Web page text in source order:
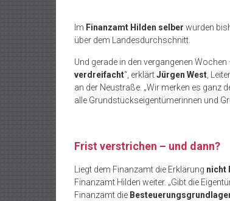
Im Finanzamt Hilden selber wurden
über dem Landesdurchschnitt.
Und gerade in den vergangenen
verdreifacht“, erklärtJürgen West ,
an der Neustraße. „Wir merken es ganz
alle Grundstückseigentümerinnen und
Frist verstrichen – und dann?
Liegt dem Finanzamt die Erklärung nicht
Finanzamt Hilden weiter. „Gibt die
Finanzamt die